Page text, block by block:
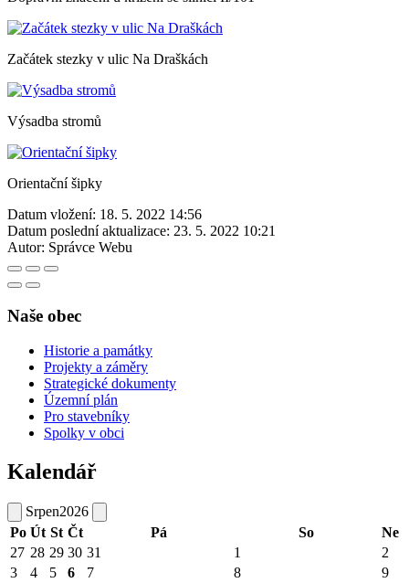
Začátek stezky v ulic Na Draškách
Výsadba stromů
Orientační šipky
Datum vložení: 18. 5. 2022 14:56
Datum poslední aktualizace: 23. 5. 2022 10:21
Autor: Správce Webu
Naše obec
Historie a památky
Projekty a záměry
Strategické dokumenty
Územní plán
Pro stavebníky
Spolky v obci
Kalendář
Srpen2026
Po Út St Čt Pá So
Ne
27 28 29 30 31 1
2
3
4 5 6 7 8
9